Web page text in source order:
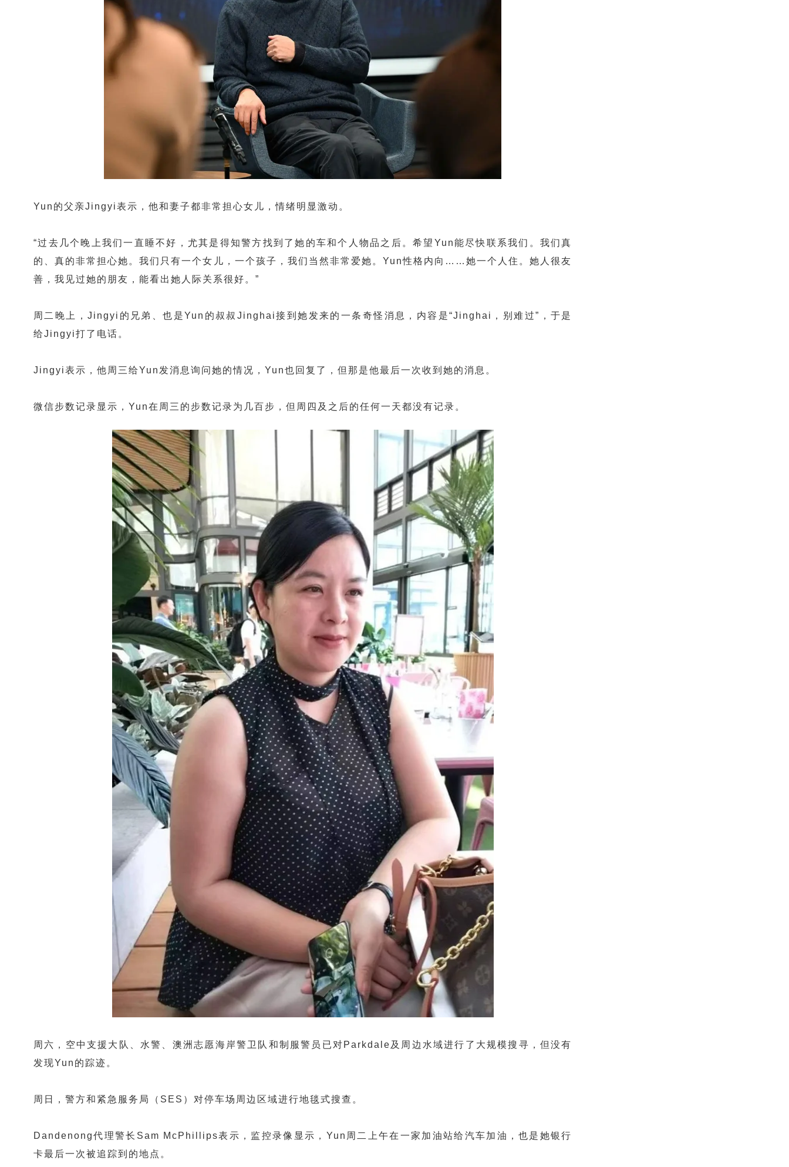
Yun的父亲Jingyi表示，他和妻子都非常担心女儿，情绪明显激动。
“过去几个晚上我们一直睡不好，尤其是得知警方找到了她的车和个人物品之后。希望Yun能尽快联系我们。我们真
的、真的非常担心她。我们只有一个女儿，一个孩子，我们当然非常爱她。Yun性格内向……她一个人住。她人很友
善，我见过她的朋友，能看出她人际关系很好。”
周二晚上，Jingyi的兄弟、也是Yun的叔叔Jinghai接到她发来的一条奇怪消息，内容是“Jinghai，别难过”，于是
给Jingyi打了电话。
Jingyi表示，他周三给Yun发消息询问她的情况，Yun也回复了，但那是他最后一次收到她的消息。
微信步数记录显示，Yun在周三的步数记录为几百步，但周四及之后的任何一天都没有记录。
周六，空中支援大队、水警、澳洲志愿海岸警卫队和制服警员已对Parkdale及周边水域进行了大规模搜寻，但没有
发现Yun的踪迹。
周日，警方和紧急服务局（SES）对停车场周边区域进行地毯式搜查。
Dandenong代理警长Sam McPhillips表示，监控录像显示，Yun周二上午在一家加油站给汽车加油，也是她银行
卡最后一次被追踪到的地点。